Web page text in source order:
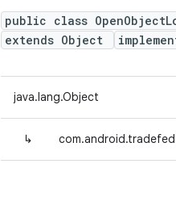
public class
extends Object
java.lang.Object
↳